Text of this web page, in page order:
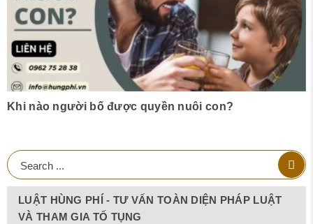
Khi nào người bố được quyền nuôi con?
LUẬT HÙNG PHÍ - TƯ VẤN TOÀN DIỆN PHÁP LUẬT
VÀ THAM GIA TỐ TỤNG